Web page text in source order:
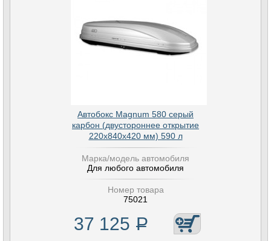
Автобокс Magnum 580 серый
карбон (двустороннее открытие
220х840х420 мм) 590 л
Марка/модель автомобиля
Для любого автомобиля
Номер товара
75021
37 125 Р